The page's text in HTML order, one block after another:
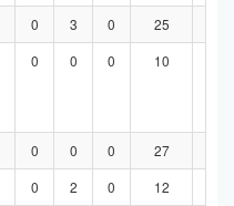
0 3 0 25
0 0 0 10
0 0 0 27
0 2 0 12